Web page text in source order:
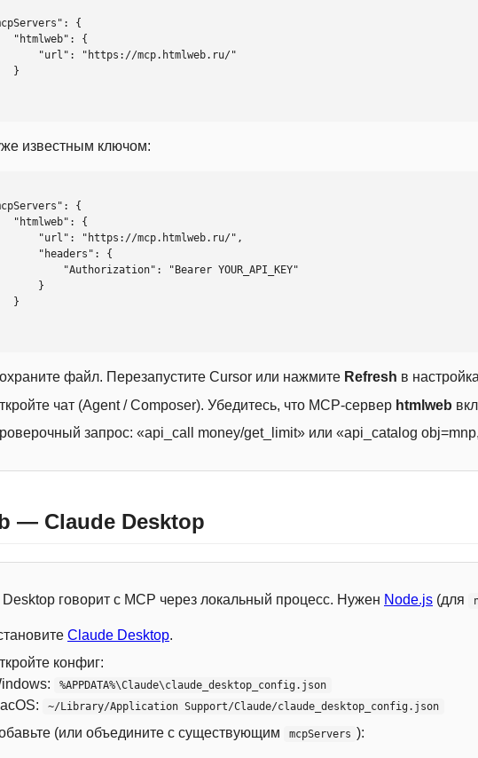
известным ключом:
файл. Перезапустите Cursor или нажмите Refresh в
чат (Agent / Composer). Убедитесь, что MCP-сервер htmlweb
запрос: «api_call money/get_limit» или «api_catalog
— Claude Desktop
говорит с MCP через локальный процесс. Нужен Node.js (для
Claude Desktop.
конфиг:
%APPDATA%\Claude\claude_desktop_config.json
~/Library/Application Support/Claude/claude_desktop_config.json
(или объедините с существующим mcpServers ):